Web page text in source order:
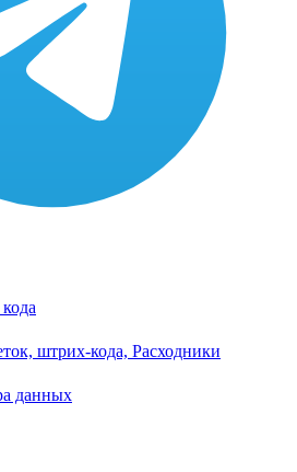
штрих-кода, Расходники
данных